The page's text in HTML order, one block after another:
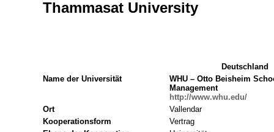
Thammasat University
Deutschland
Name der Universität
WHU – Otto Beisheim
Management
http://www.whu.edu/
Ort
Vallendar
Kooperationsform
Vertrag